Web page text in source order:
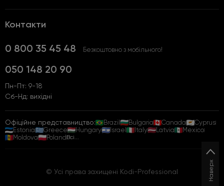
Контакти
0 800 35 45 48 Безкоштовно з мобільного!
050 148 20 90
Пн-Пт: 9-18
Сб-Нд: вихідні
Офіційне представництво: Brazil Bulgaria Canada
Cyprus
Estonia
Greece Hungary Israel Italy Latvia
Mexico
Moldova
PolandВсі...
© Усі права захищені Kodi-Professional Наверх